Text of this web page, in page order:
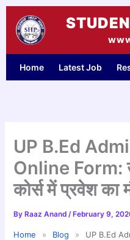
Skip
content
Home Latest Job
UP B.Ed
Online Form:
कोर्स में प्रवेश का
By Raaz Anand/ February 9,
Home » Blog » UP B.Ed